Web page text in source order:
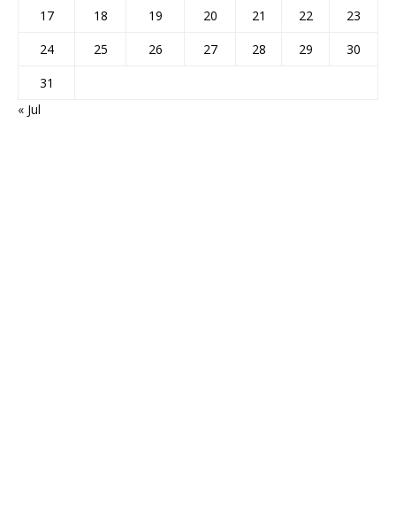
17
18 19 20 21 22
23
24
25 26 27 28 29
30
31
« Jul